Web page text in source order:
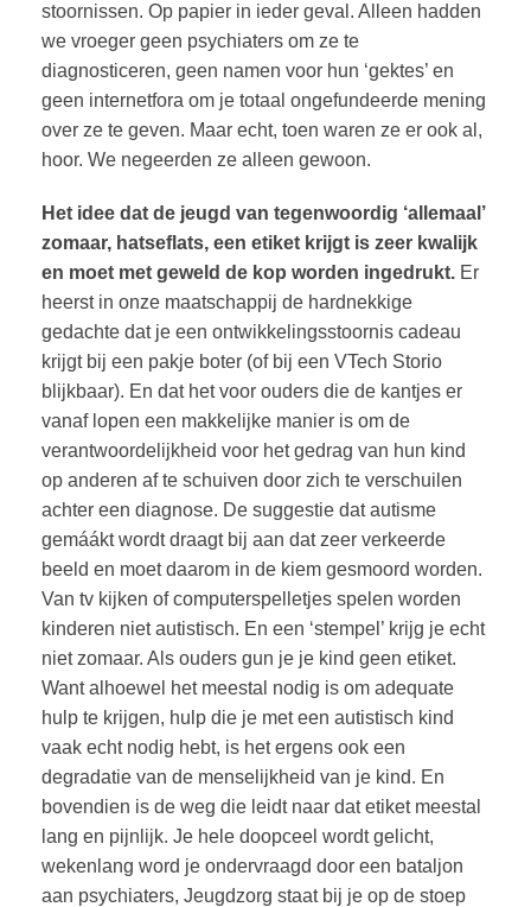
stoornissen. Op papier in ieder geval. Alleen hadden
we vroeger geen psychiaters om ze te
diagnosticeren, geen namen voor hun ‘gektes’ en
geen internetfora om je totaal ongefundeerde mening
over ze te geven. Maar echt, toen waren ze er ook al,
hoor. We negeerden ze alleen gewoon.
Het idee dat de jeugd van tegenwoordig ‘allemaal’
zomaar, hatseflats, een etiket krijgt is zeer kwalijk
en moet met geweld de kop worden ingedrukt.Er
heerst in onze maatschappij de hardnekkige
gedachte dat je een ontwikkelingsstoornis cadeau
krijgt bij een pakje boter (of bij een VTech Storio
blijkbaar). En dat het voor ouders die de kantjes er
vanaf lopen een makkelijke manier is om de
verantwoordelijkheid voor het gedrag van hun kind
op anderen af te schuiven door zich te verschuilen
achter een diagnose. De suggestie dat autisme
gemáákt wordt draagt bij aan dat zeer verkeerde
beeld en moet daarom in de kiem gesmoord worden.
Van tv kijken of computerspelletjes spelen worden
kinderen niet autistisch. En een ‘stempel’ krijg je echt
niet zomaar. Als ouders gun je je kind geen etiket.
Want alhoewel het meestal nodig is om adequate
hulp te krijgen, hulp die je met een autistisch kind
vaak echt nodig hebt, is het ergens ook een
degradatie van de menselijkheid van je kind. En
bovendien is de weg die leidt naar dat etiket meestal
lang en pijnlijk. Je hele doopceel wordt gelicht,
wekenlang word je ondervraagd door een bataljon
aan psychiaters, Jeugdzorg staat bij je op de stoep